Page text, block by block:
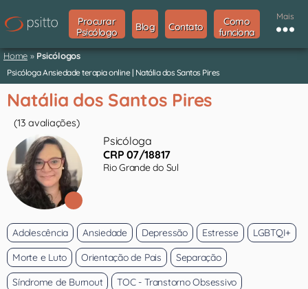
Procurar
Psicólogo
Blog Contato
Como
funciona
Mais
Home » Psicólogos
Psicóloga Ansiedade terapia online | Natália dos Santos Pires
Natália dos Santos Pires
(13 avaliações)
Psicóloga
CRP 07/18817
Rio Grande do Sul
Adolescência Ansiedade Depressão Estresse
LGBTQI+
Morte e Luto
Orientação de Pais
Separação
Síndrome de Burnout
TOC - Transtorno Obsessivo